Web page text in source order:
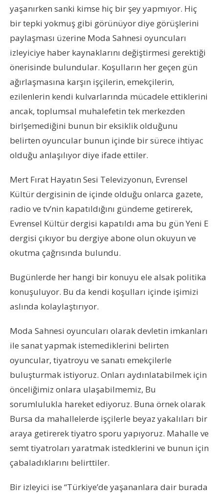
yaşanırken sanki kimse hiç bir şey yapmıyor. Hiç
bir tepki yokmuş gibi görünüyor diye görüşlerini
paylaşması üzerine Moda Sahnesi oyuncuları
izleyiciye haber kaynaklarını değiştirmesi gerektiği
önerisinde bulundular. Koşulların her geçen gün
ağırlaşmasına karşın işçilerin, emekçilerin,
ezilenlerin kendi kulvarlarında mücadele ettiklerini
ancak, toplumsal muhalefetin tek merkezden
birlşemediğini bunun bir eksiklik olduğunu
belirten oyuncular bunun içinde bir sürece ihtiyac
olduğu anlaşılıyor diye ifade ettiler.
Mert Fırat Hayatın Sesi Televizyonun, Evrensel
Kültür dergisinin de içinde olduğu onlarca gazete,
radio ve tv’nin kapatıldığını gündeme getirerek,
Evrensel Kültür dergisi kapatıldı ama bu gün Yeni E
dergisi çıkıyor bu dergiye abone olun okuyun ve
okutma çağrısında bulundu.
Bugünlerde her hangi bir konuyu ele alsak politika
konuşuluyor. Bu da kendi koşulları içinde işimizi
aslında kolaylaştırıyor.
Moda Sahnesi oyuncuları olarak devletin imkanları
ile sanat yapmak istemediklerini belirten
oyuncular, tiyatroyu ve sanatı emekçilerle
buluşturmak istiyoruz. Onları aydınlatabilmek için
önceliğimiz onlara ulaşabilmemiz, Bu
sorumlulukla hareket ediyoruz. Buna örnek olarak
Bursa da mahallelerde işçilerle beyaz yakalıları bir
araya getirerek tiyatro sporu yapıyoruz. Mahalle ve
semt tiyatroları yaratmak istedklerini ve bunun için
çabaladıklarını belirttiler.
Bir izleyici ise “Türkiye’de yaşananlara dair burada